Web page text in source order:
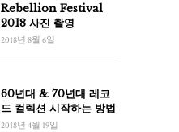
Rebellion Festival
2018 사진 촬영
2018년 8월 6일
60년대 & 70년대 레코
드 컬렉션 시작하는 방법
2018년 4월 19일